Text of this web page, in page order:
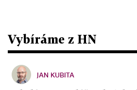
Vybíráme z HN
JAN KUBITA